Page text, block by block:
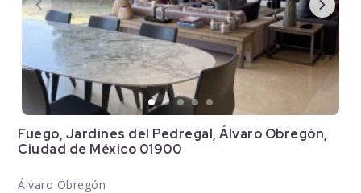
Fuego, Jardines del Pedregal, Álvaro Obregón,
Ciudad de México 01900
Álvaro Obregón